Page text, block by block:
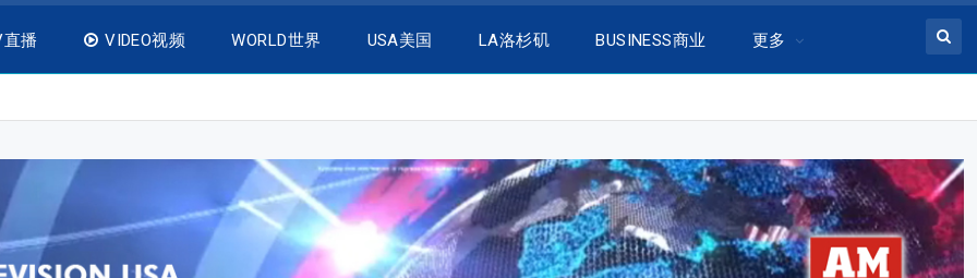
播 VIDEO视频 WORLD世界 USA美国 LA洛杉矶 BUSINESS商业 更多